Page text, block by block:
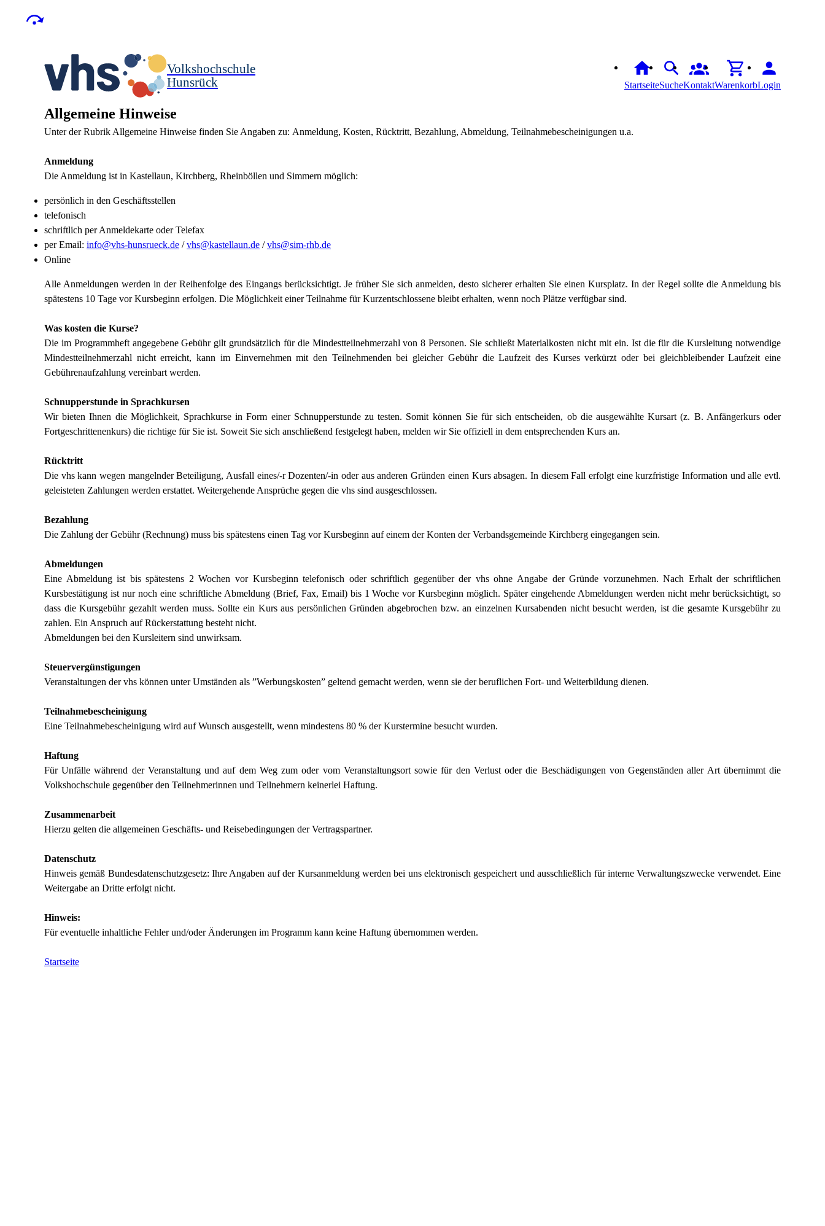
Volkshochschule
Hunsrück
StartseiteSucheKontaktWarenkorbLogin
Allgemeine Hinweise
Unter der Rubrik Allgemeine Hinweise finden Sie Angaben zu: Anmeldung, Kosten, Rücktritt, Bezahlung, Abmeldung, Teilnahmebescheinigungen u.a.
Anmeldung
Die Anmeldung ist in Kastellaun, Kirchberg, Rheinböllen und Simmern möglich:
persönlich in den Geschäftsstellen
telefonisch
schriftlich per Anmeldekarte oder Telefax
per Email: info@vhs-hunsrueck.de /vhs@kastellaun.de /vhs@sim-rhb.de
Online
Alle Anmeldungen werden in der Reihenfolge des Eingangs berücksichtigt. Je früher Sie sich anmelden, desto sicherer erhalten Sie einen Kursplatz. In der Regel sollte die Anmeldung bis
spätestens 10 Tage vor Kursbeginn erfolgen. Die Möglichkeit einer Teilnahme für Kurzentschlossene bleibt erhalten, wenn noch Plätze verfügbar sind.
Was kosten die Kurse?
Die im Programmheft angegebene Gebühr gilt grundsätzlich für die Mindestteilnehmerzahl von 8 Personen. Sie schließt Materialkosten nicht mit ein. Ist die für die Kursleitung notwendige
Mindestteilnehmerzahl nicht erreicht, kann im Einvernehmen mit den Teilnehmenden bei gleicher Gebühr die Laufzeit des Kurses verkürzt oder bei gleichbleibender Laufzeit eine
Gebührenaufzahlung vereinbart werden.
Schnupperstunde in Sprachkursen
Wir bieten Ihnen die Möglichkeit, Sprachkurse in Form einer Schnupperstunde zu testen. Somit können Sie für sich entscheiden, ob die ausgewählte Kursart (z. B. Anfängerkurs oder
Fortgeschrittenenkurs) die richtige für Sie ist. Soweit Sie sich anschließend festgelegt haben, melden wir Sie offiziell in dem entsprechenden Kurs an.
Rücktritt
Die vhs kann wegen mangelnder Beteiligung, Ausfall eines/-r Dozenten/-in oder aus anderen Gründen einen Kurs absagen. In diesem Fall erfolgt eine kurzfristige Information und alle evtl.
geleisteten Zahlungen werden erstattet. Weitergehende Ansprüche gegen die vhs sind ausgeschlossen.
Bezahlung
Die Zahlung der Gebühr (Rechnung) muss bis spätestens einen Tag vor Kursbeginn auf einem der Konten der Verbandsgemeinde Kirchberg eingegangen sein.
Abmeldungen
Eine Abmeldung ist bis spätestens 2 Wochen vor Kursbeginn telefonisch oder schriftlich gegenüber der vhs ohne Angabe der Gründe vorzunehmen. Nach Erhalt der schriftlichen
Kursbestätigung ist nur noch eine schriftliche Abmeldung (Brief, Fax, Email) bis 1 Woche vor Kursbeginn möglich. Später eingehende Abmeldungen werden nicht mehr berücksichtigt, so
dass die Kursgebühr gezahlt werden muss. Sollte ein Kurs aus persönlichen Gründen abgebrochen bzw. an einzelnen Kursabenden nicht besucht werden, ist die gesamte Kursgebühr zu
zahlen. Ein Anspruch auf Rückerstattung besteht nicht.
Abmeldungen bei den Kursleitern sind unwirksam.
Steuervergünstigungen
Veranstaltungen der vhs können unter Umständen als ”Werbungskosten” geltend gemacht werden, wenn sie der beruflichen Fort- und Weiterbildung dienen.
Teilnahmebescheinigung
Eine Teilnahmebescheinigung wird auf Wunsch ausgestellt, wenn mindestens 80 % der Kurstermine besucht wurden.
Haftung
Für Unfälle während der Veranstaltung und auf dem Weg zum oder vom Veranstaltungsort sowie für den Verlust oder die Beschädigungen von Gegenständen aller Art übernimmt die
Volkshochschule gegenüber den Teilnehmerinnen und Teilnehmern keinerlei Haftung.
Zusammenarbeit
Hierzu gelten die allgemeinen Geschäfts- und Reisebedingungen der Vertragspartner.
Datenschutz
Hinweis gemäß Bundesdatenschutzgesetz: Ihre Angaben auf der Kursanmeldung werden bei uns elektronisch gespeichert und ausschließlich für interne Verwaltungszwecke verwendet. Eine
Weitergabe an Dritte erfolgt nicht.
Hinweis:
Für eventuelle inhaltliche Fehler und/oder Änderungen im Programm kann keine Haftung übernommen werden.
Startseite